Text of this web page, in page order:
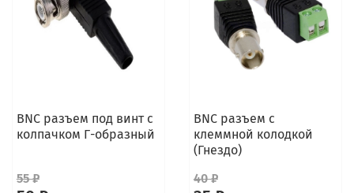
BNC разъем под винт с
колпачком Г-образный
55 ₽
BNC разъем c
клеммной колодкой
(Гнездо)
40 ₽